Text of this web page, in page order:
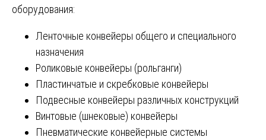
оборудования:
Ленточные конвейеры общего и специального
назначения
Роликовые конвейеры (рольганги)
Пластинчатые и скребковые конвейеры
Подвесные конвейеры различных конструкций
Винтовые (шнековые) конвейеры
Пневматические конвейерные системы